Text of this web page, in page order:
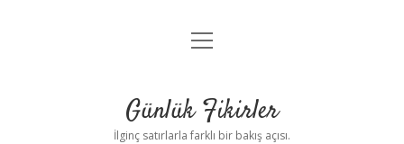
Anasayfa
Yasal Uyarı
menüyü
Günlük Fikirler
İlginç satırlarla farklı bir bakış açısı.